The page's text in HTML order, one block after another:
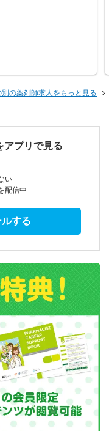
の薬剤師求人をもっと見る
アプリで見る
い
配信中
する